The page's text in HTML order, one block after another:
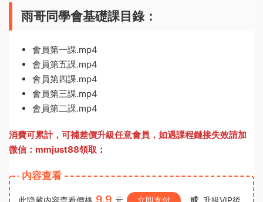
雨哥同學會基礎課目錄：
會員第一課.mp4
會員第五課.mp4
會員第四課.mp4
會員第三課.mp4
會員第二課.mp4
消費可累計，可補差價升級任意會員， 如遇課程鏈接失效請加
微信：mmjust88領取 ：
内容查看